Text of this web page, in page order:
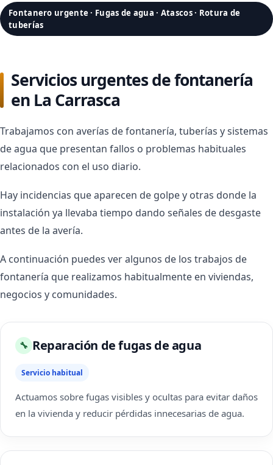
Fontanero urgente · Fugas de agua · Atascos · Rotura de
tuberías
Servicios urgentes de fontanería
en La Carrasca
Trabajamos con averías de fontanería, tuberías y sistemas
de agua que presentan fallos o problemas habituales
relacionados con el uso diario.
Hay incidencias que aparecen de golpe y otras donde la
instalación ya llevaba tiempo dando señales de desgaste
antes de la avería.
A continuación puedes ver algunos de los trabajos de
fontanería que realizamos habitualmente en viviendas,
negocios y comunidades.
🔧 Reparación de fugas de agua
Servicio habitual
Actuamos sobre fugas visibles y ocultas para evitar daños
en la vivienda y reducir pérdidas innecesarias de agua.